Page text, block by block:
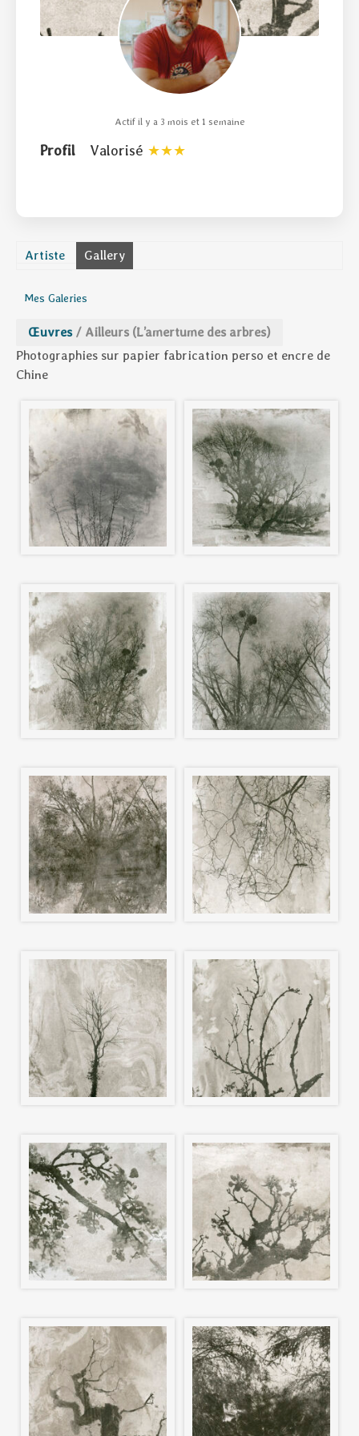
Actif il y a 3 mois et 1 semaine
Profil Valorisé
Artiste Gallery
Mes Galeries
Œuvres / Ailleurs (L’amertume des arbres)
Photographies sur papier fabrication perso et encre de
Chine